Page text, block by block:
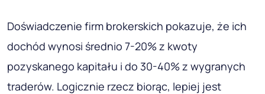
Doświadczenie firm brokerskich pokazuje, że ich
dochód wynosi średnio 7-20% z kwoty
pozyskanego kapitału i do 30-40% z wygranych
traderów. Logicznie rzecz biorąc, lepiej jest